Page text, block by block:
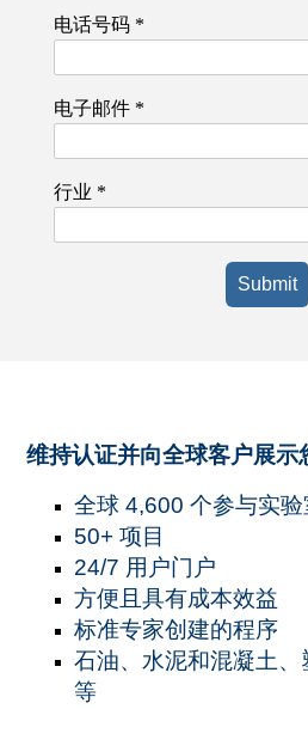
电话号码 *
电子邮件 *
行业 *
Submit
维持认证并向全球客户展示
全球 4,600 个参与实验
50+ 项目
24/7 用户门户
方便且具有成本效益
标准专家创建的程序
石油、水泥和混凝土
等